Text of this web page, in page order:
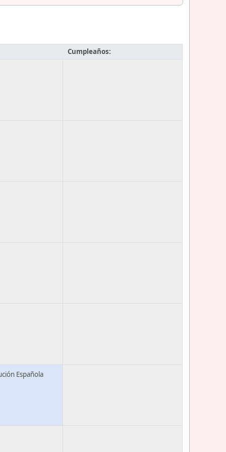
Cumpleaños:
Española